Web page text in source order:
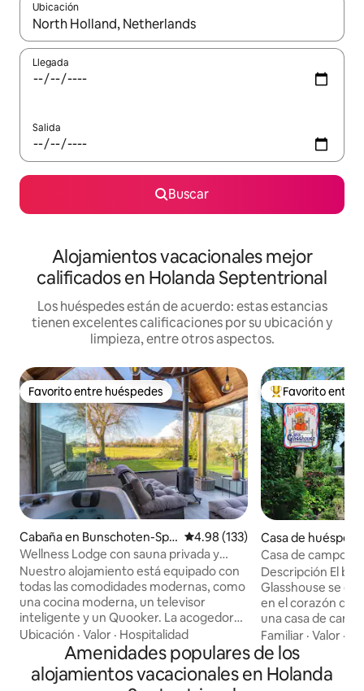
Ubicación
Cuando los resultados estén disponibles, podrás navegar
Llegada
Salida
Buscar
Alojamientos vacacionales mejor
calificados en Holanda Septentrional
Los huéspedes están de acuerdo: estas estancias
tienen excelentes calificaciones por su ubicación y
limpieza, entre otros aspectos.
Favorito entre huéspedes
Favorito entre huéspedes
Cabaña en Bunschoten-Spa
kenburg
Calificación promedio: 4.98 de
4.98 (133)
Wellness Lodge con sauna privada y
jacuzzi
Nuestro alojamiento está equipado con
todas las comodidades modernas, como
una cocina moderna, un televisor
inteligente y un Quooker. La acogedora
terraza está equipada con un lujoso
jacuzzi y una estufa de leña. El
alojamiento, con su gran jardín privado y
vistas sin obstáculos, está
Ubicación · Valor · Hospitalidad
De los mejores
Favorito entre
Casa de
woud
Casa de campo
a motor
Descripción El
Glasshouse se
en el corazón de
una casa de
nuestro taller de
profundo junto al
como B&B, pero
vacaciones para
Familiar ·Valor ·
Amenidades populares de los
alojamientos vacacionales en Holanda